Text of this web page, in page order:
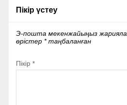
Пікір үстеу
Э-пошта мекенжайыңыз
өрістер *таңбаланған
Пікір *